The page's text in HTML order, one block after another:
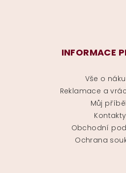
INFORMACE
Vše o
Reklamace a
Můj
Kontakty
Obchodní
Ochrana